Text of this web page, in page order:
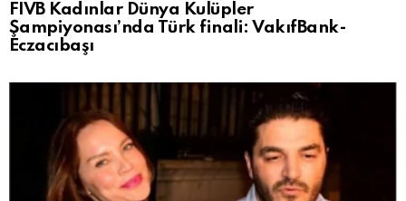
FIVB Kadınlar Dünya Kulüpler
Şampiyonası’nda Türk finali: VakıfBank-
Eczacıbaşı